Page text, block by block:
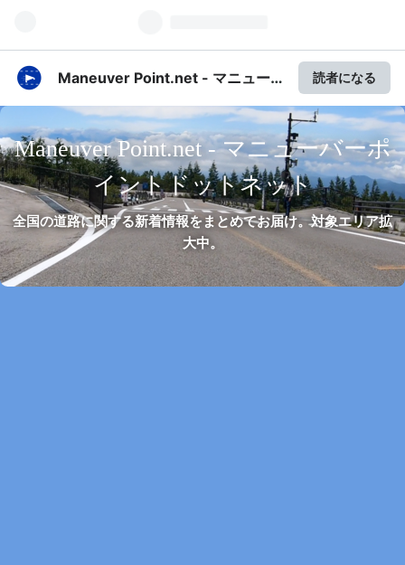
Maneuver Point.net - マニュー
バーポイントドットネット
読者になる
Maneuver Point.net - マニューバーポ
イントドットネット
全国の道路に関する新着情報をまとめてお届け。対象エリア拡
大中。